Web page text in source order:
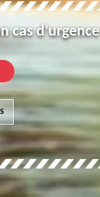
cas d'urgence